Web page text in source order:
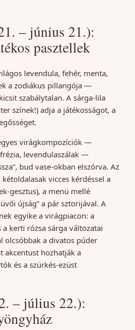
– június 21.):
pasztellek
levendula, fehér, menta,
a zodiákus pillangója —
szabálytalan. A sárga-lila
színek!) adja a játékosságot, a
virágkompozíciók —
levendulaszálak —
bud vase-okban elszórva. Az
vicces kérdéssel a
gesztus), a menü mellé
újság” a pár sztorijával. A
egyike a virágpiacon: a
kerti rózsa sárga változatai
olcsóbbak a divatos púder
akcentust hozhatják a
és a szürkés-ezüst
– július 22.):